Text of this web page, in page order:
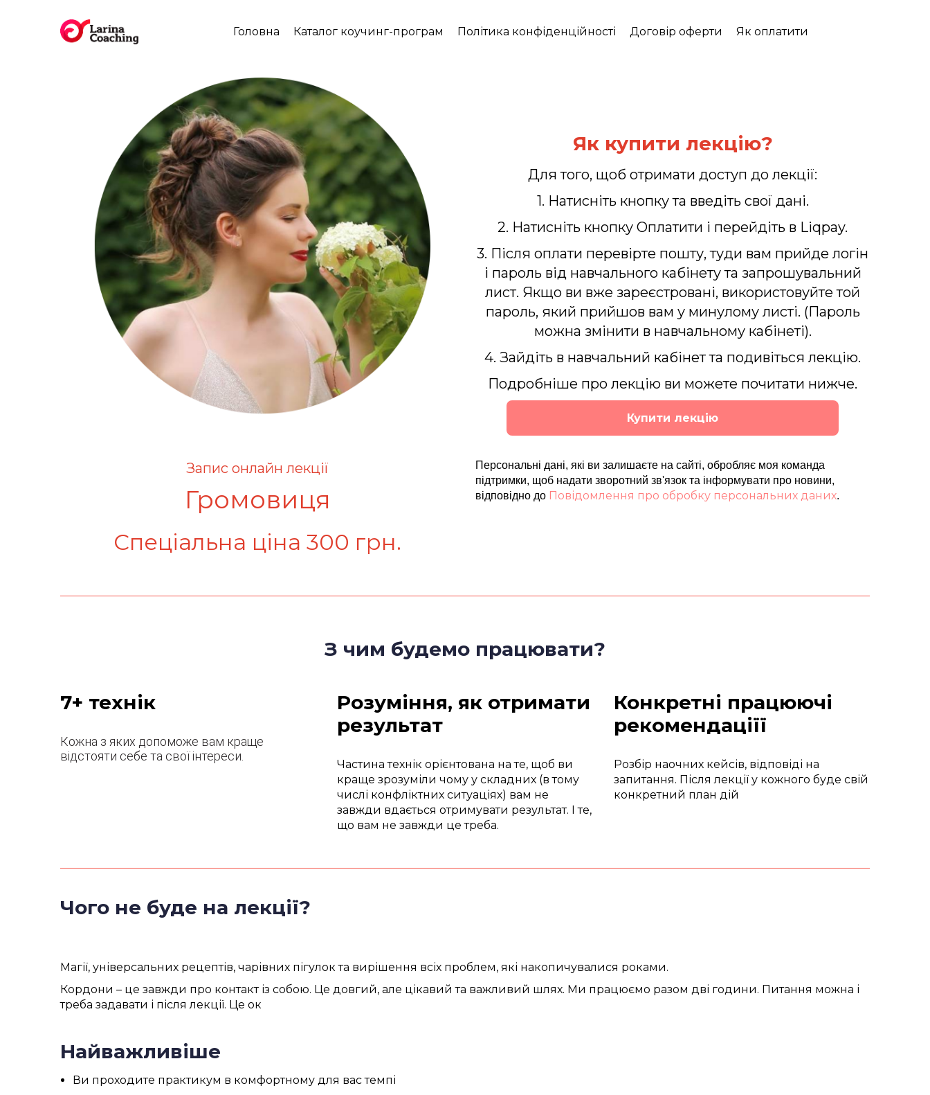
Головна Каталог коучинг-програм Політика конфіденційності Договір оферти Як оплатити
Запис онлайн лекції
Громовиця
Спеціальна ціна 300 грн.
Як купити лекцію?
Для того, щоб отримати доступ до лекції:
1. Натисніть кнопку та введіть свої дані.
2. Натисніть кнопку Оплатити і перейдіть в Liqpay.
3. Після оплати перевірте пошту, туди вам прийде логін
і пароль від навчального кабінету та запрошувальний
лист. Якщо ви вже зареєстровані, використовуйте той
пароль, який прийшов вам у минулому листі. (Пароль
можна змінити в навчальному кабінеті).
4. Зайдіть в навчальний кабінет та подивіться лекцію.
Подробніше про лекцію ви можете почитати нижче.
Купити лекцію
Персональні дані, які ви залишаєте на сайті, обробляє моя команда
підтримки, щоб надати зворотний зв'язок та інформувати про новини,
відповідно до Повідомлення про обробку персональних даних.
З чим будемо працювати?
7+ технік
Кожна з яких допоможе вам краще
відстояти себе та свої інтереси.
Розуміння, як отримати
результат
Частина технік орієнтована на те, щоб ви
краще зрозуміли чому у складних (в тому
числі конфліктних ситуаціях) вам не
завжди вдається отримувати результат. І те,
що вам не завжди це треба.
Конкретні працюючі
рекомендаціїї
Розбір наочних кейсів, відповіді на
запитання. Після лекції у кожного буде свій
конкретний план дій
Чого не буде на лекції?
Магії, універсальних рецептів, чарівних пігулок та вирішення всіх проблем, які накопичувалися роками.
Кордони – це завжди про контакт із собою. Це довгий, але цікавий та важливий шлях. Ми працюємо разом дві години. Питання можна і
треба задавати і після лекції. Це ок
Найважливіше
Ви проходите практикум в комфортному для вас темпі